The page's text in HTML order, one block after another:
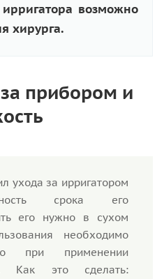
возможно
хирурга.
прибором и
ухода за ирригатором
срока его
его нужно в сухом
необходимо
при применении
Как это сделать: